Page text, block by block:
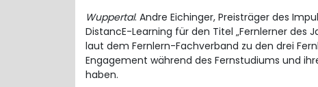
Wuppertal. Andre Eichinger, Preisträger des
DistancE-Learning für den Titel „Fernlerner des
laut dem Fernlern-Fachverband zu den drei
Engagement während des Fernstudiums und
haben.